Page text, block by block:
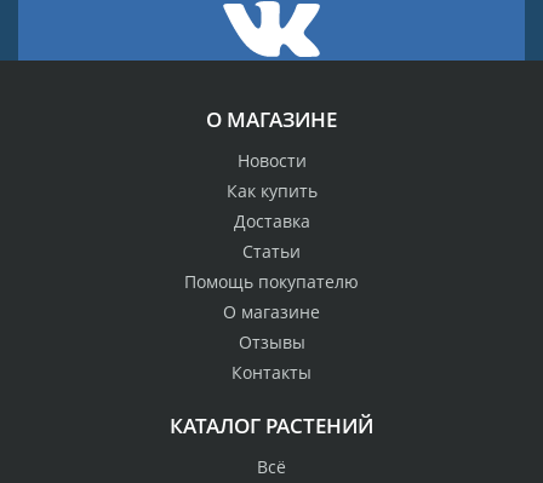
О МАГАЗИНЕ
Новости
Как купить
Доставка
Статьи
Помощь покупателю
О магазине
Отзывы
Контакты
КАТАЛОГ РАСТЕНИЙ
Всё